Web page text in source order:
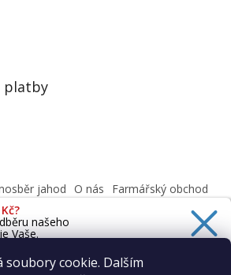
cookie. Dalším
platby
jahod O nás
Farmářský obchod
Obchodní podmínky
osobních údajů dle GDPR
- Objednat a vyzvednout
našeho
Vaše.